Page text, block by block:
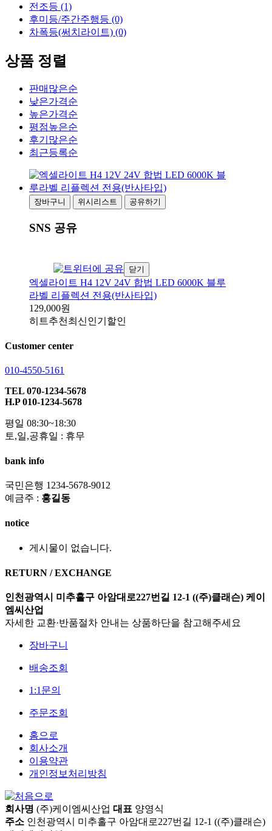
전조등 (1)
후미등/주간주행등 (0)
차폭등(써치라이트) (0)
상품 정렬
판매많은순
낮은가격순
높은가격순
평점높은순
후기많은순
최근등록순
장바구니 위시리스트 공유하기
SNS 공유
닫기
엑셀라이트 H4 12V 24V 합법 LED 6000K 블루
라벨 리플렉션 전용(반사타입)
129,000원
히트추천 최신인기 할인
Customer center
010-4550-5161
TEL 070-1234-5678
H.P 010-1234-5678
평일 08:30~18:30
토,일,공휴일 : 휴무
bank info
국민은행 1234-5678-9012
예금주 : 홍길동
notice
게시물이 없습니다.
RETURN / EXCHANGE
인천광역시 미추홀구 아암대로227번길 12-1 ((주)클래슨) 케이
엠씨산업
자세한 교환·반품절차 안내는 상품하단을 참고해주세요
장바구니
배송조회
1:1문의
주문조회
홈으로
회사소개
이용약관
개인정보처리방침
회사명 (주)케이엠씨산업 대표 양영식
주소 인천광역시 미추홀구 아암대로227번길 12-1 ((주)클래슨)